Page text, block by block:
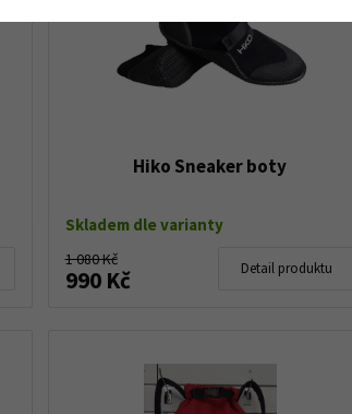
Hiko Sneaker boty
Skladem dle varianty
1 080 Kč
990 Kč Detail produktu